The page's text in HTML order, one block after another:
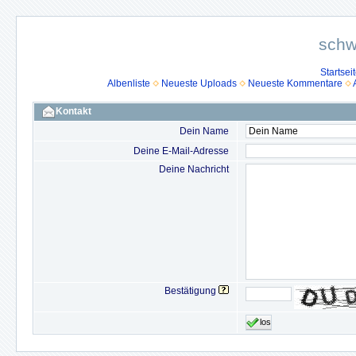
Albenliste
Neueste Uploads Neueste Kommentare
Kontakt
Dein Name
Deine E-Mail-Adresse
Deine Nachricht
Bestätigung
los